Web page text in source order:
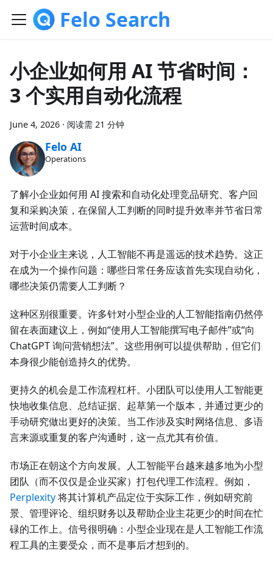
Felo Search
小企业如何用 AI 节省时间：
3 个实用自动化流程
June 4, 2026 · 阅读需 21 分钟
Felo AI
Operations
了解小企业如何用 AI 搜索和自动化处理竞品研究、客户回
复和采购决策，在保留人工判断的同时提升效率并节省日常
运营时间成本。
对于小企业主来说，人工智能不再是遥远的技术趋势。这正
在成为一个操作问题：哪些日常任务应该首先实现自动化，
哪些决策仍需要人工判断？
这种区别很重要。许多针对小型企业的人工智能指南仍然停
留在表面建议上，例如“使用人工智能撰写电子邮件”或“向
ChatGPT 询问营销想法”。这些用例可以提供帮助，但它们
本身很少能创造持久的优势。
更持久的机会是工作流程杠杆。小团队可以使用人工智能更
快地收集信息、总结证据、起草第一个版本，并通过更少的
手动研究做出更好的决策。当工作涉及实时网络信息、多语
言来源或重复的客户沟通时，这一点尤其有价值。
市场正在朝这个方向发展。人工智能平台越来越多地为小型
团队（而不仅仅是企业买家）打包代理工作流程。例如，
Perplexity将其计算机产品定位于实际工作，例如研究前
景、管理评论、组织财务以及帮助企业主花更少的时间在忙
碌的工作上。信号很明确：小型企业现在是人工智能工作流
程工具的主要受众，而不是事后才想到的。